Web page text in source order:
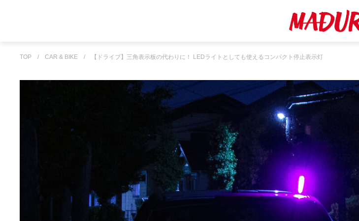
TOP / CAR & BIKE / 【ドライブ】三角表示板の代わりに！ LEDライトとしても使えるコンパクト停止表示灯